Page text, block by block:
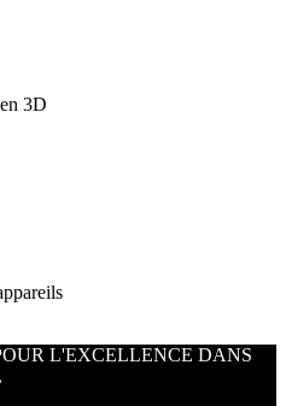
3D
L'EXCELLENCE DANS